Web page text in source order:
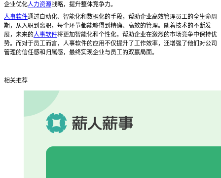
企业优化人力资源战略，提升整体竞争力。
人事软件通过自动化、智能化和数据化的手段，帮助企业高效管理员工的全生命周
期，从入职到离职，每个环节都能够得到精确、高效的管理。随着技术的不断发
展，未来的人事软件将更加智能化和个性化，帮助企业在激烈的市场竞争中保持优
势。而对于员工而言，人事软件的应用不仅提升了工作效率，还增强了他们对公司
管理的信任感和归属感，最终实现企业与员工的双赢局面。
相关推荐